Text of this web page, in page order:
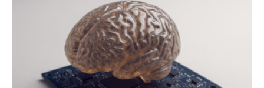
der MindPort GmbH eine neuartige, KI-gestützte
Lösung zur Erzeugung von Emotionen für realistische
Avatare. Gen-AIvatar entwickelt innovative und
kosteneffiziente Methoden, um lebensechte Avatare zu
erstellen. „Besonders wichtig ist uns eine ganzheitliche
Animation, bei der Stimme, Körperbewegung, Gestik